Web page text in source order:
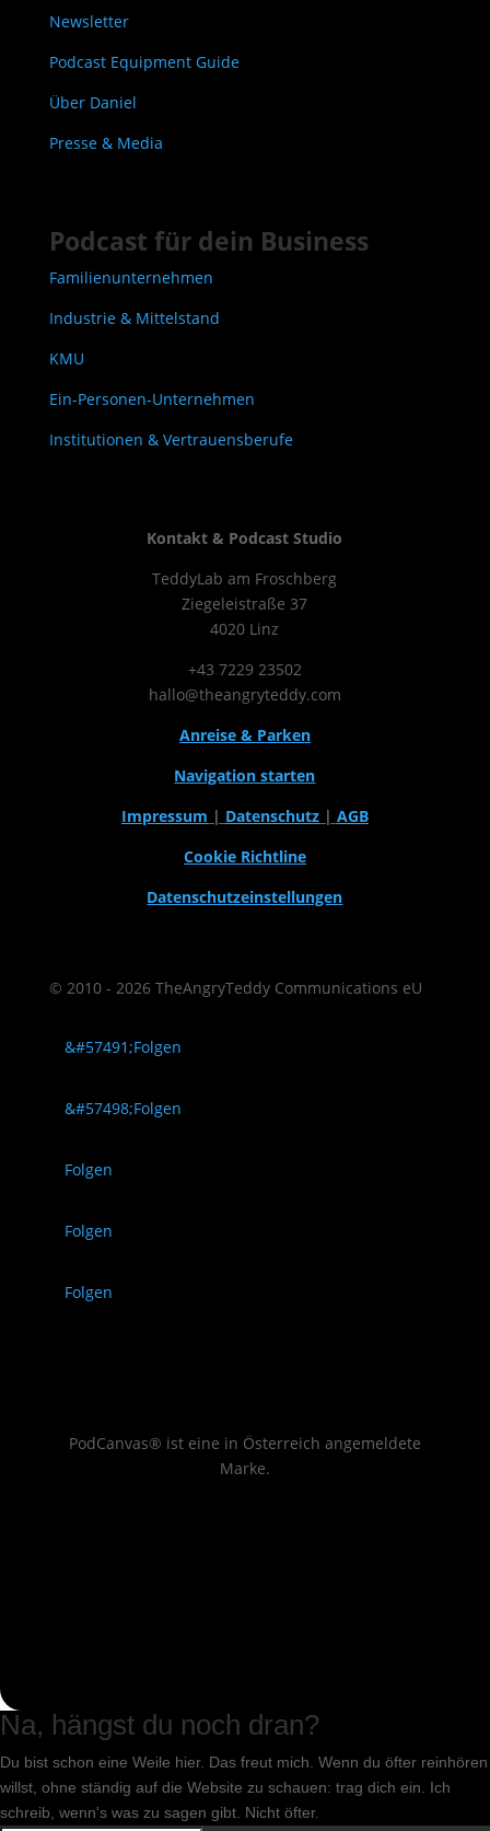
Newsletter
Podcast Equipment Guide
Über Daniel
Presse & Media
Podcast für dein Business
Familienunternehmen
Industrie & Mittelstand
KMU
Ein-Personen-Unternehmen
Institutionen & Vertrauensberufe
Kontakt & Podcast Studio
TeddyLab am Froschberg
Ziegeleistraße 37
4020 Linz
+43 7229 23502
hallo@theangryteddy.com
Anreise & Parken
Navigation starten
Impressum | Datenschutz| AGB
Cookie Richtline
Datenschutzeinstellungen
© 2010 - 2026 TheAngryTeddy Communications eU
Folgen
Folgen
Folgen
Folgen
Folgen
PodCanvas® ist eine in Österreich angemeldete
Marke.
Na, hängst du noch dran?
Du bist schon eine Weile hier. Das freut mich. Wenn du öfter reinhören
willst, ohne ständig auf die Website zu schauen: trag dich ein. Ich
schreib, wenn's was zu sagen gibt. Nicht öfter.